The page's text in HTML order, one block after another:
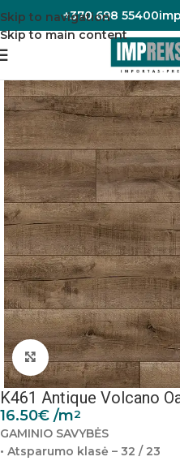
Skip to navigation
Skip to main content
+370 698 55400
Pradžia Laminuotos grindys
Padidinti nuotrauką
K461 Antique Volcano
16.50€ /m2
GAMINIO SAVYBĖS
• Atsparumo klasė – 32 / 23